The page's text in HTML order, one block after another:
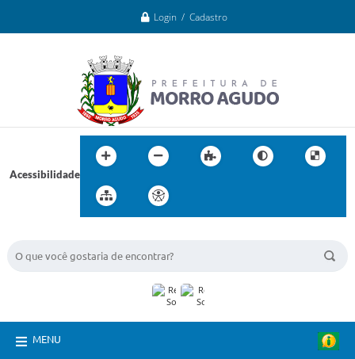
Login / Cadastro
Acessibilidade
MENU